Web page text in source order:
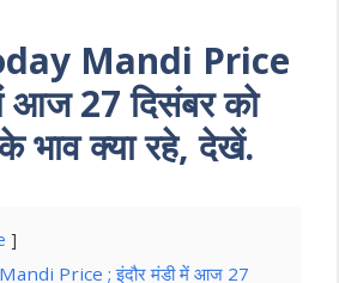
Mandi Price
आज 27 दिसंबर को
भाव क्या रहे, देखें.
Price ; इंदौर मंडी में आज 27